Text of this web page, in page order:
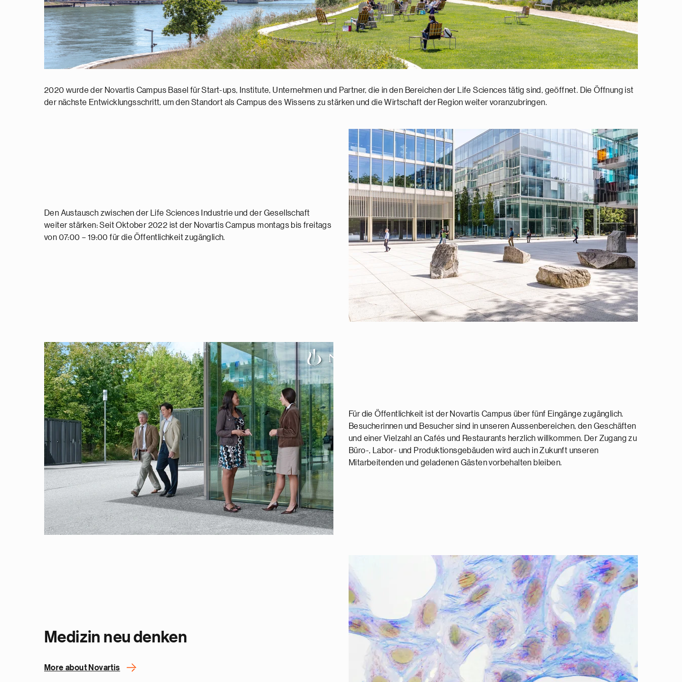
2020 wurde der Novartis Campus Basel für Start-ups, Institute, Unternehmen und Partner, die in den Bereichen der Life Sciences tätig sind, geöffnet. Die Öffnung ist
der nächste Entwicklungsschritt, um den Standort als Campus des Wissens zu stärken und die Wirtschaft der Region weiter voranzubringen.
Den Austausch zwischen der Life Sciences Industrie und der Gesellschaft
weiter stärken: Seit Oktober 2022 ist der Novartis Campus montags bis freitags
von 07:00 – 19:00 für die Öffentlichkeit zugänglich.
Für die Öffentlichkeit ist der Novartis Campus über fünf Eingänge zugänglich.
Besucherinnen und Besucher sind in unseren Aussenbereichen, den Geschäften
und einer Vielzahl an Cafés und Restaurants herzlich willkommen. Der Zugang zu
Büro-, Labor- und Produktionsgebäuden wird auch in Zukunft unseren
Mitarbeitenden und geladenen Gästen vorbehalten bleiben.
Medizin neu denken
More about Novartis